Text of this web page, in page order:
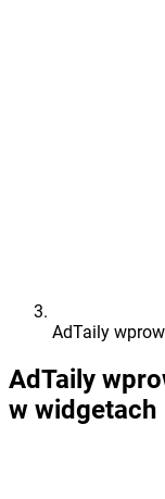
AdTaily
AdTaily
w widgetach